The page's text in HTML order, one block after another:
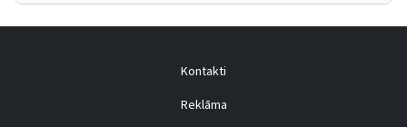
Kontakti
Reklāma